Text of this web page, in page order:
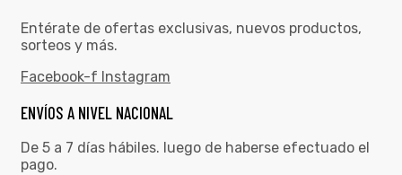
Entérate de ofertas exclusivas, nuevos productos,
sorteos y más.
Facebook-f Instagram
ENVÍOS A NIVEL NACIONAL
De 5 a 7 días hábiles. luego de haberse efectuado el
pago.